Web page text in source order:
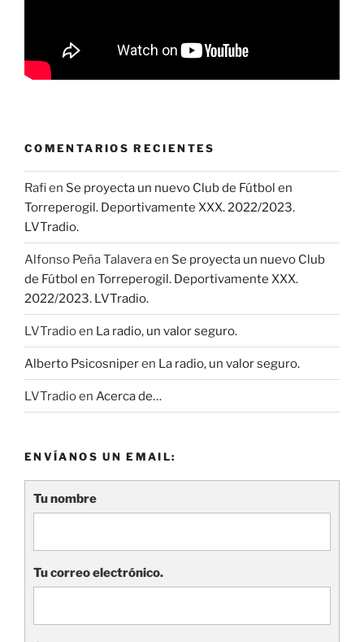
COMENTARIOS RECIENTES
Rafien Se proyecta un nuevo Club de Fútbol en
Torreperogil. Deportivamente XXX. 2022/2023.
LVTradio.
Alfonso Peña Talaveraen Se proyecta un nuevo Club
de Fútbol en Torreperogil. Deportivamente XXX.
2022/2023. LVTradio.
LVTradioen La radio, un valor seguro.
Alberto Psicosniperen La radio, un valor seguro.
LVTradioen Acerca de…
ENVÍANOS UN EMAIL:
Tu nombre
Tu correo electrónico.